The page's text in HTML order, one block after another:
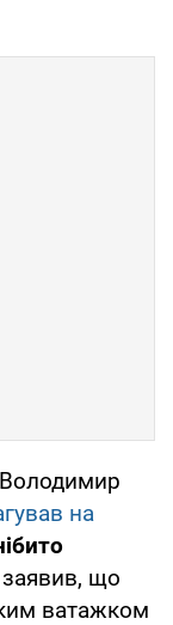
Володимир
на
заявив, що
ватажком